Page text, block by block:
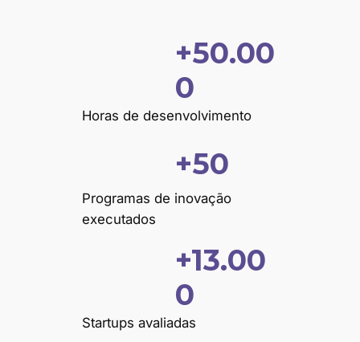
+
0
0
+50.00
0
Horas de desenvolvimento
+
0
+50
Programas de inovação
executados
+
3
0
+13.00
0
Startups avaliadas